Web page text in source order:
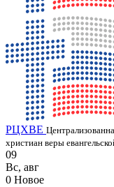
РЦХВЕ
христиан веры
09
Вс, авг
0 Новое